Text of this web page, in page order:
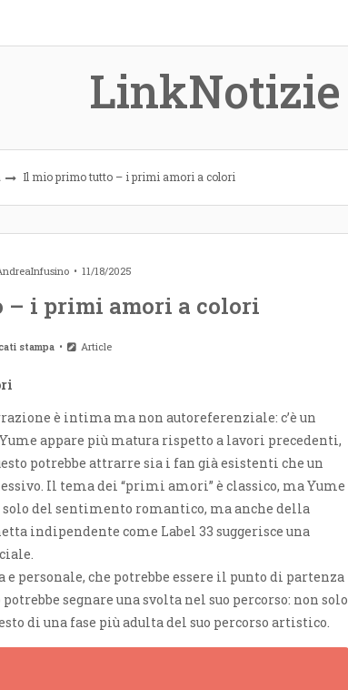
LinkNotizie
Il mio primo tutto – i primi amori a colori
11/18/2025
– i primi amori a colori
stampa Article
è intima ma non autoreferenziale: c’è un
appare più matura rispetto a lavori precedenti,
potrebbe attrarre sia i fan già esistenti che un
Il tema dei “primi amori” è classico, ma Yume
del sentimento romantico, ma anche della
indipendente come Label 33 suggerisce una
personale, che potrebbe essere il punto di partenza
segnare una svolta nel suo percorso: non solo
di una fase più adulta del suo percorso artistico.